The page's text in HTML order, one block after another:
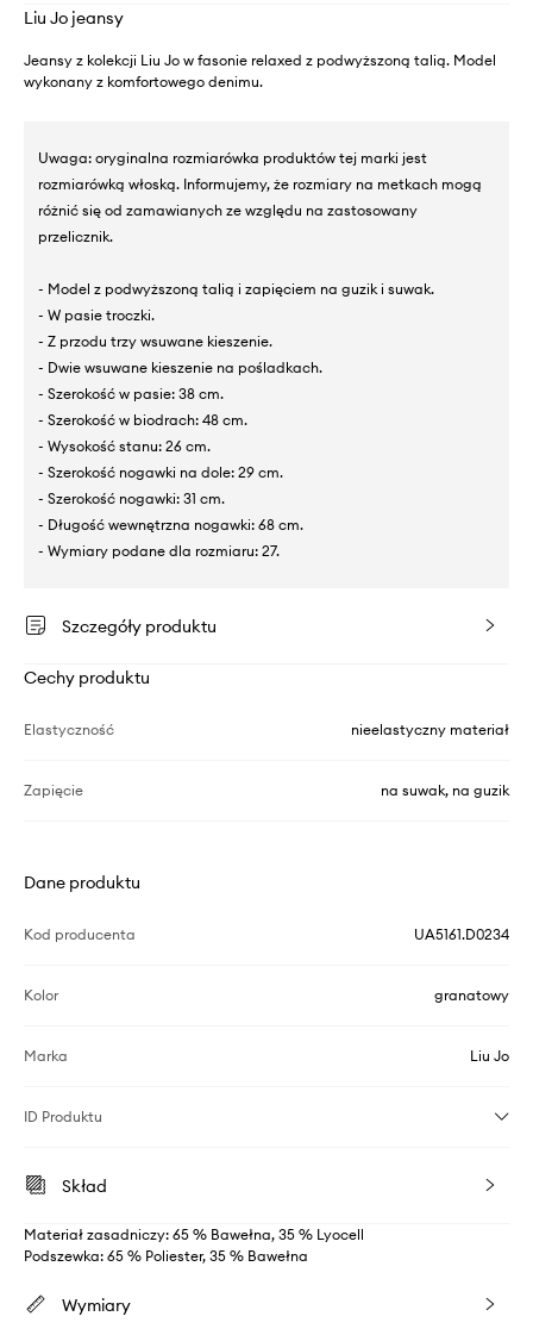
Liu Jo jeansy
Jeansy z kolekcji Liu Jo w fasonie relaxed z podwyższoną talią. Model
wykonany z komfortowego denimu.
Uwaga: oryginalna rozmiarówka produktów tej marki jest
rozmiarówką włoską. Informujemy, że rozmiary na metkach mogą
różnić się od zamawianych ze względu na zastosowany
przelicznik.
- Model z podwyższoną talią i zapięciem na guzik i suwak.
- W pasie troczki.
- Z przodu trzy wsuwane kieszenie.
- Dwie wsuwane kieszenie na pośladkach.
- Szerokość w pasie: 38 cm.
- Szerokość w biodrach: 48 cm.
- Wysokość stanu: 26 cm.
- Szerokość nogawki na dole: 29 cm.
- Szerokość nogawki: 31 cm.
- Długość wewnętrzna nogawki: 68 cm.
- Wymiary podane dla rozmiaru: 27.
Szczegóły produktu
Cechy produktu
Elastyczność nieelastyczny materiał
Zapięcie na suwak, na guzik
Dane produktu
Kod producenta UA5161.D0234
Kolor granatowy
Marka Liu Jo
ID Produktu
Skład
Materiał zasadniczy: 65 % Bawełna, 35 % Lyocell
Podszewka: 65 % Poliester, 35 % Bawełna
Wymiary